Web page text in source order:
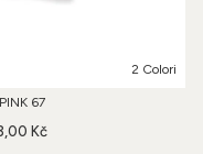
2 Colori
67
Kč